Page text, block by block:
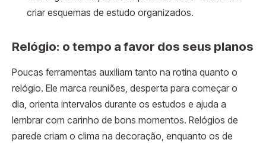
criar esquemas de estudo organizados.
Relógio: o tempo a favor dos seus planos
Poucas ferramentas auxiliam tanto na rotina quanto o
relógio. Ele marca reuniões, desperta para começar o
dia, orienta intervalos durante os estudos e ajuda a
lembrar com carinho de bons momentos. Relógios de
parede criam o clima na decoração, enquanto os de